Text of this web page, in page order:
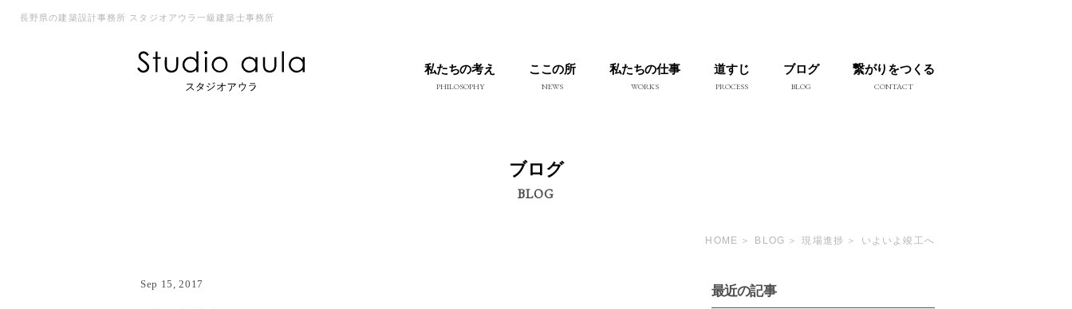
長野県の建築設計事務所 スタジオアウラ一級建築士事務所
私たちの考え
PHILOSOPHY
ここの所
NEWS
私たちの仕事
WORKS
道すじ
PROCESS
ブログ
BLOG
繋がりをつくる
CONTACT
ブログ
BLOG
HOME BLOG 現場進捗 いよいよ竣工へ
Sep 15, 2017 最近の記事